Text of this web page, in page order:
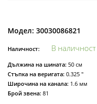
Модел: 30030086821
Наличност: В наличност
Дължина на шината: 50 см
Стъпка на веригата: 0.325 "
Широчина на канала: 1.6 мм
Брой звена: 81